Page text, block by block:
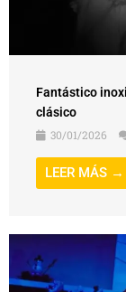
Fantástico
clásico
30/01/2026
LEER MÁS →